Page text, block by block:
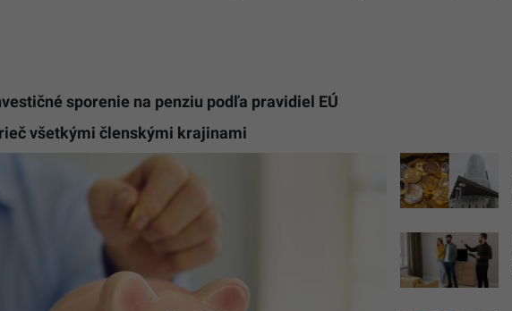
sporenie na penziu podľa pravidiel EÚ
všetkými členskými krajinami